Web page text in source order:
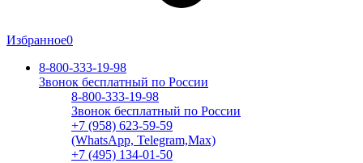
Избранное0
8-800-333-19-98
Звонок бесплатный по России
8-800-333-19-98
Звонок бесплатный по России
+7 (958) 623-59-59
(WhatsApp, Telegram,Max)
+7 (495) 134-01-50